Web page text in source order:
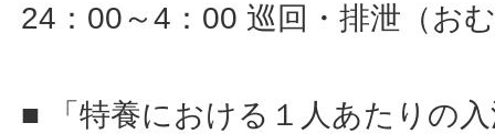
24：00～4：00 巡回・排泄（お
■ 「特養における１人あたりの